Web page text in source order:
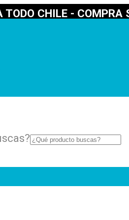
TODO CHILE -